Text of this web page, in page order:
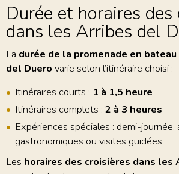
Durée et horaires des
dans les Arribes del
La durée de la promenade en
del Duero varie selon l’itinéraire choisi :
Itinéraires courts : 1 à 1,5 heure
Itinéraires complets : 2 à 3 heures
Expériences spéciales : demi-
gastronomiques ou visites guidées
Les horaires des croisières dans les